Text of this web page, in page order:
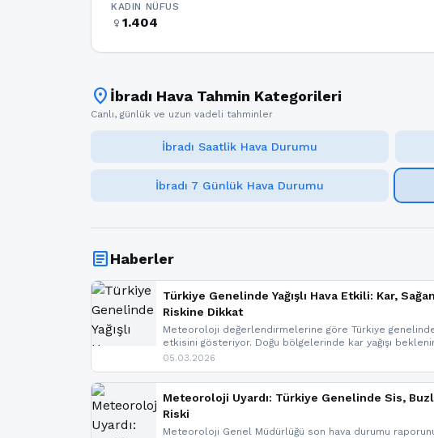
KADIN NÜFUS
female 1.404
location_on İbradı Hava Tahmin Kategorileri
Canlı, günlük ve uzun vadeli tahminler
İbradı Saatlik Hava Durumu
İbradı 7 Günlük Hava Durumu
articleHaberler
Türkiye Genelinde Yağışlı Hava Etkili: Kar,
Riskine Dikkat
Meteoroloji değerlendirmelerine göre Türkiye genelinde
etkisini gösteriyor. Doğu bölgelerinde kar yağışı
Kuzey Ege’de sağanak yağmur, yüksek kesimlerde ise
yaşanabileceği belirtiliyor.
05.03.2026
Meteoroloji Uyardı: Türkiye Genelinde Sis,
Riski
Meteoroloji Genel Müdürlüğü son hava durumu raporunu